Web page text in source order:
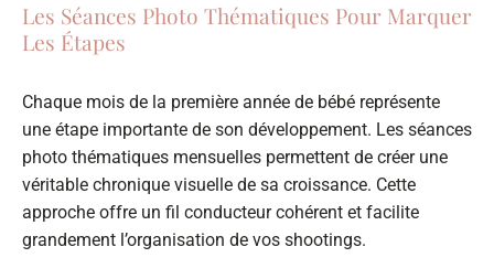
Les Séances Photo Thématiques Pour Marquer
Les Étapes
Chaque mois de la première année de bébé représente
une étape importante de son développement. Les séances
photo thématiques mensuelles permettent de créer une
véritable chronique visuelle de sa croissance. Cette
approche offre un fil conducteur cohérent et facilite
grandement l’organisation de vos shootings.